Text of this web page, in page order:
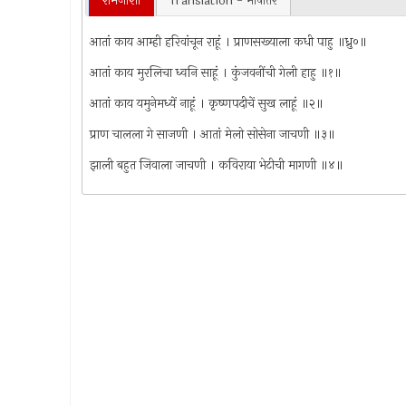
आतां काय आम्ही हरिवांचून राहूं । प्राणसख्याला कधी पाहु ॥ध्रु०॥
आतां काय मुरलिचा ध्वनि साहूं । कुंजवनींची गेली हाहु ॥१॥
आतां काय यमुनेमध्यें नाहूं । कृष्णपदीचें सुख लाहूं ॥२॥
प्राण चालला गे साजणी । आतां मेलो सोसेना जाचणी ॥३॥
झाली बहुत जिवाला जाचणी । कविराया भेटीची मागणी ॥४॥